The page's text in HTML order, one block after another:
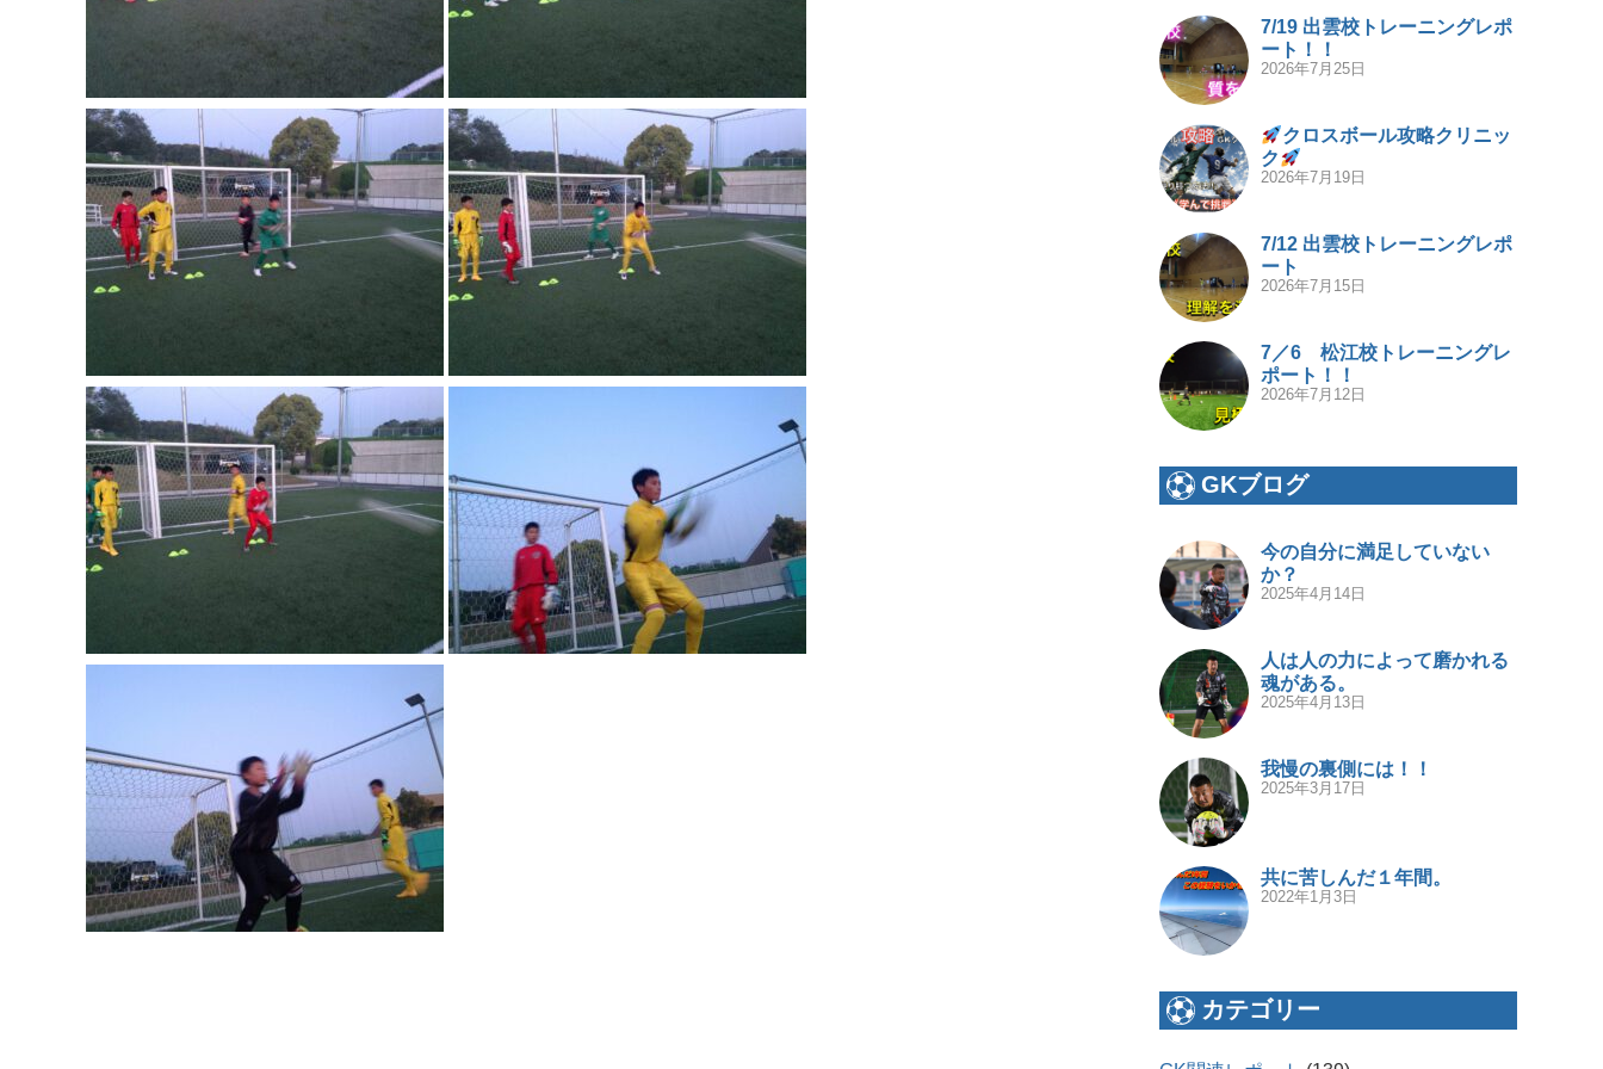
7/19 出雲校トレーニングレポ
ート！！
2026年7月25日
クロスボール攻略クリニッ
ク
2026年7月19日
7/12 出雲校トレーニングレポ
ート
2026年7月15日
7／6 松江校トレーニングレ
ポート！！
2026年7月12日
GKブログ
今の自分に満足していない
か？
2025年4月14日
人は人の力によって磨かれる
魂がある。
2025年4月13日
我慢の裏側には！！
2025年3月17日
共に苦しんだ１年間。
2022年1月3日
カテゴリー